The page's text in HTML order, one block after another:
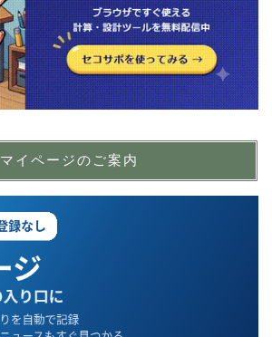
マイページのご案内